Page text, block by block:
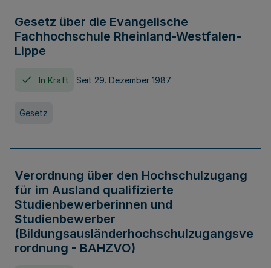
Gesetz über die Evangelische
Fachhochschule Rheinland-Westfalen-
Lippe
In Kraft Seit 29. Dezember 1987
Gesetz
Verordnung über den Hochschulzugang
für im Ausland qualifizierte
Studienbewerberinnen und
Studienbewerber
(Bildungsausländerhochschulzugangsve
rordnung - BAHZVO)